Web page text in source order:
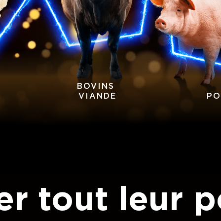
BOVINS
VIANDE
tout leur